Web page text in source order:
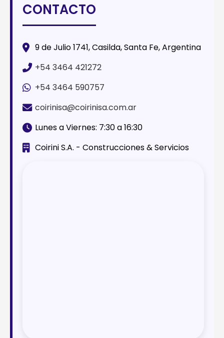
CONTACTO
9 de Julio 1741, Casilda, Santa Fe, Argentina
+54 3464 421272
+54 3464 590757
coirinisa@coirinisa.com.ar
Lunes a Viernes: 7:30 a 16:30
Coirini S.A. - Construcciones & Servicios